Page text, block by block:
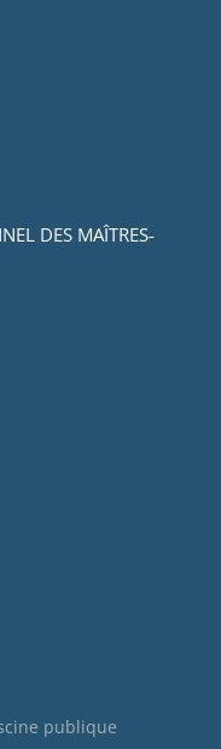
DES MAÎTRES-
publique